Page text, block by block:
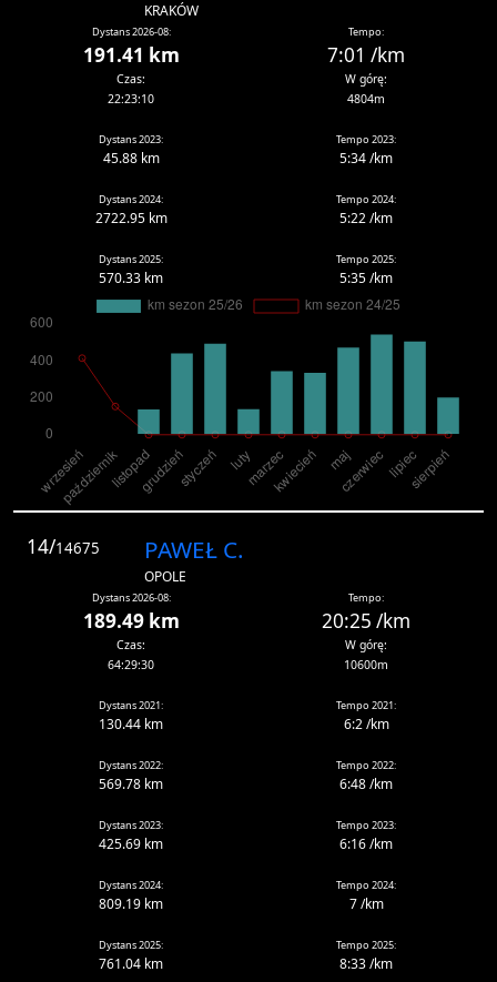
KRAKÓW
Dystans 2026-08:
191.41 km
Tempo:
7:01 /km
Czas:
22:23:10
W górę:
4804m
Dystans 2023:
45.88 km
Tempo 2023:
5:34 /km
Dystans 2024:
2722.95 km
Tempo 2024:
5:22 /km
Dystans 2025:
570.33 km
Tempo 2025:
5:35 /km
14/14675 PAWEŁ C.
OPOLE
Dystans 2026-08:
189.49 km
Tempo:
20:25 /km
Czas:
64:29:30
W górę:
10600m
Dystans 2021:
130.44 km
Tempo 2021:
6:2 /km
Dystans 2022:
569.78 km
Tempo 2022:
6:48 /km
Dystans 2023:
425.69 km
Tempo 2023:
6:16 /km
Dystans 2024:
809.19 km
Tempo 2024:
7 /km
Dystans 2025:
761.04 km
Tempo 2025:
8:33 /km